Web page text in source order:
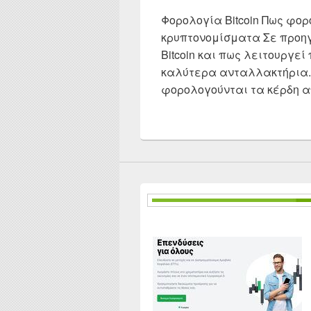
Φορολογία Bitcoin Πως
κρυπτονομίσματα Σε
Bitcoin και πως
καλύτερα
φορολογούνται τα κέρδη